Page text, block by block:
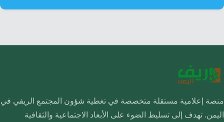
منصة إعلامية مستقلة متخصصة في تغطية شؤون المجتمع الريفي في
اليمن. تهدف إلى تسليط الضوء على الأبعاد الاجتماعية والثقافية